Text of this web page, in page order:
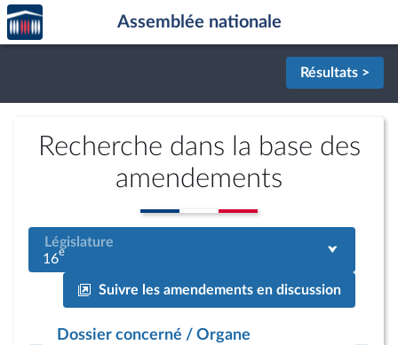
Aller au contenu
Aller en bas de la page
Accèder
à la
page
Assemblée nationale
Résultats >
Recherche dans la base des
amendements
Législature
16e
Suivre les amendements en discussion
Dossier concerné / Organe